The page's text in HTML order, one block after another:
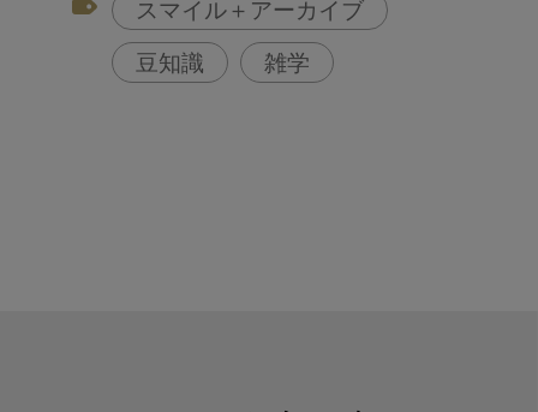
コンポジットレジン
スマイル＋アーカイブ
豆知識 雑学